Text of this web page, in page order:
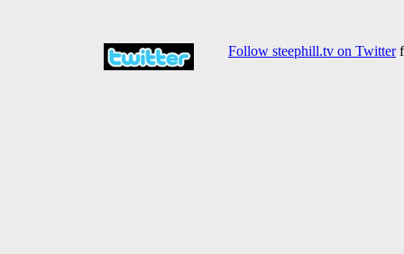
Follow steephill.tv on Twitter